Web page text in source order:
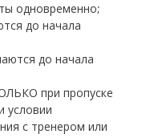
одновременно;
до начала
до начала
при пропуске
условии
с тренером или